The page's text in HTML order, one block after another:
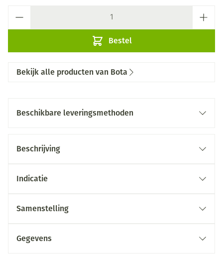
Bestel
Bekijk alle producten van Bota
Beschikbare leveringsmethoden
Beschrijving
Indicatie
Samenstelling
Gegevens